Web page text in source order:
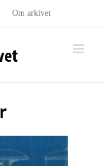
Om arkivet